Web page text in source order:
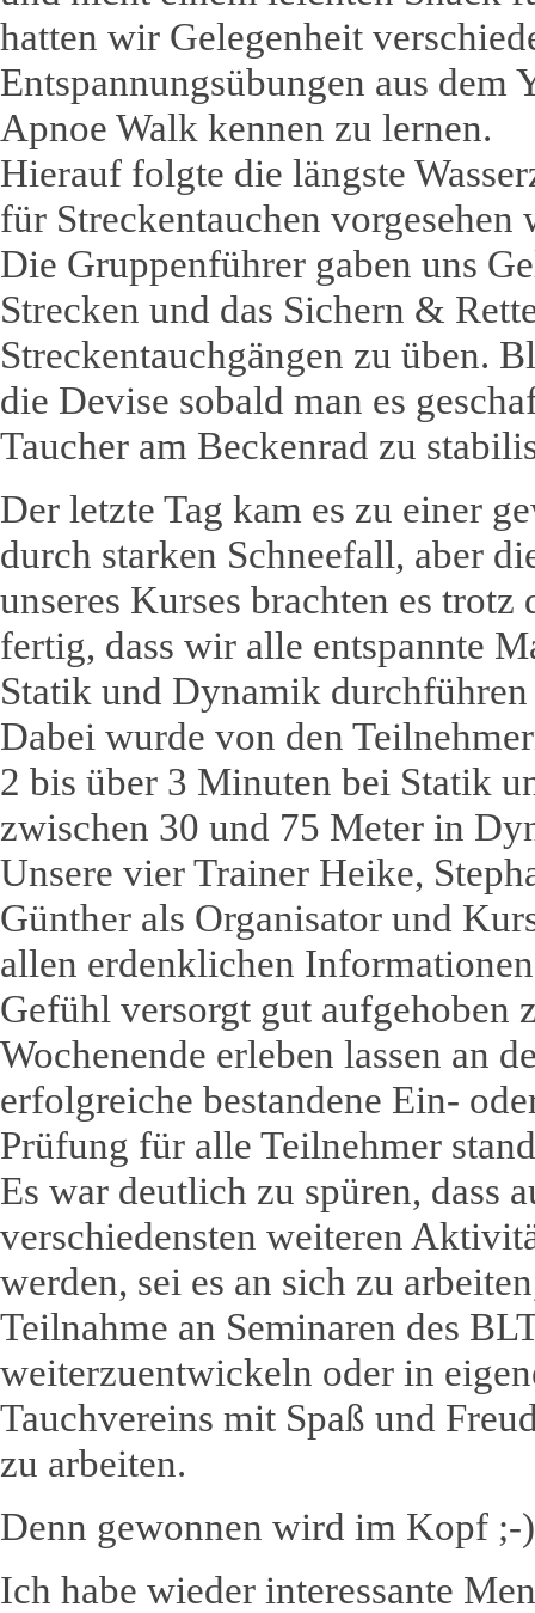
hatten wir Gelegenheit
Entspannungsübungen aus dem
Apnoe Walk kennen zu lernen.
Hierauf folgte die längste
für Streckentauchen vorgesehen
Die Gruppenführer gaben uns
Strecken und das Sichern &
Streckentauchgängen zu üben.
die Devise sobald man es
Taucher am Beckenrad zu
Der letzte Tag kam es zu einer
durch starken Schneefall, aber
unseres Kurses brachten es trotz
fertig, dass wir alle entspannte
Statik und Dynamik
Dabei wurde von den
2 bis über 3 Minuten bei Statik
zwischen 30 und 75 Meter in
Unsere vier Trainer Heike,
Günther als Organisator und
allen erdenklichen
Gefühl versorgt gut aufgehoben
Wochenende erleben lassen an
erfolgreiche bestandene Ein-
Prüfung für alle Teilnehmer
Es war deutlich zu spüren, dass
verschiedensten weiteren
werden, sei es an sich zu
Teilnahme an Seminaren des
weiterzuentwickeln oder in
Tauchvereins mit Spaß und
zu arbeiten.
Denn gewonnen wird im Kopf ;-
Ich habe wieder interessante